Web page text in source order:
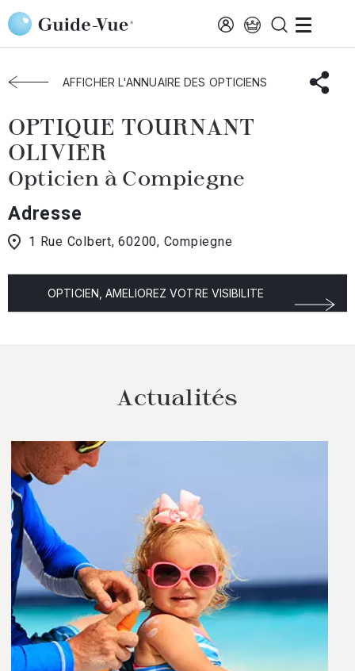
Aller au contenu principal
Accueil Choisir mon opticien
Compiegne
OPTIQUE TOURNANT OLIVIER
AFFICHER L'ANNUAIRE DES OPTICIENS
OPTIQUE TOURNANT
OLIVIER
Opticien à Compiegne
Adresse
1 Rue Colbert, 60200, Compiegne
OPTICIEN, AMELIOREZ VOTRE VISIBILITE
Actualités